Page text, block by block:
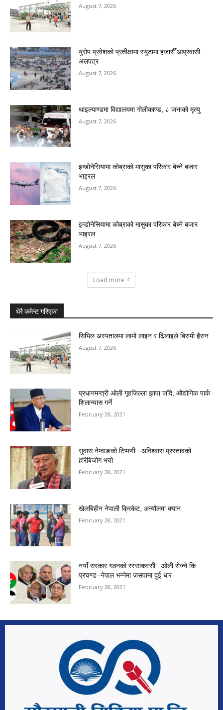
August 7, 2026
युरोप प्रवेशको प्रतीक्षामा स्युटामा हजारौँ आप्रवासी
अलपत्र
August 7, 2026
थाइल्याण्डमा विद्यालयमा गोलीकाण्ड, ८ जनाको मृत्यु
August 7, 2026
इन्डोनेसियामा कोब्राको मासुका परिकार बेच्ने बजार
भाइरल
August 7, 2026
इन्डोनेसियामा कोब्राको मासुका परिकार बेच्ने बजार
भाइरल
August 7, 2026
Load more
धेरै कमेन्ट गरिएका
सिभिल अस्पतालमा लामो लाइन र ढिलाइले बिरामी हैरान
August 7, 2026
प्रधानमन्त्री ओली गृहजिल्ला झापा जाँदै, औद्योगिक पार्क
शिलान्यास गर्ने
February 28, 2021
सुवास नेम्वाङको टिप्पणी : अविश्वास प्रस्तावको
हरिबिजोग भयो
February 28, 2021
खेलबिहीन नेपाली क्रिकेट, अन्यौलमा क्यान
February 28, 2021
नयाँ सरकार गठनको रस्साकस्सी : ओली रोज्ने कि
प्रचण्ड–नेपाल भन्नेमा जसपामा दुई धार
February 28, 2021